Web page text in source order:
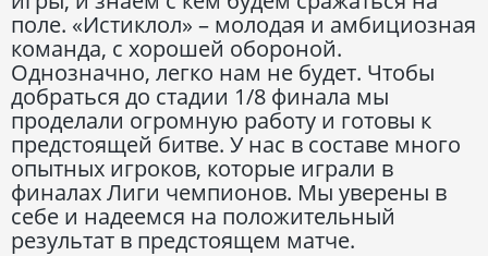
поле. «Истиклол» – молодая и амбициозная
команда, с хорошей обороной.
Однозначно, легко нам не будет. Чтобы
добраться до стадии 1/8 финала мы
проделали огромную работу и готовы к
предстоящей битве. У нас в составе много
опытных игроков, которые играли в
финалах Лиги чемпионов. Мы уверены в
себе и надеемся на положительный
результат в предстоящем матче.